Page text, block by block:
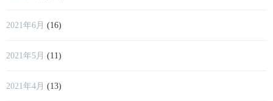
2021年6月 (16)
2021年5月 (11)
2021年4月 (13)